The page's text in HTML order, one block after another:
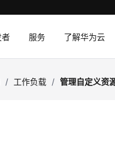
者 服务 了解华为云
/ 工作负载 / 管理自定义资